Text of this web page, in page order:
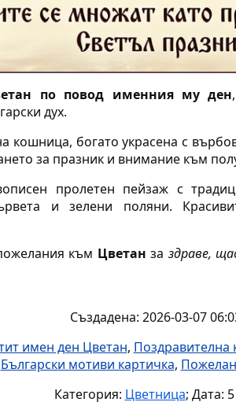
по повод именния му ден
дух.
кошница, богато украсена с
за празник и внимание към
пролетен пейзаж с
и зелени поляни.
към Цветан за здраве,
Създадена: 2026-03-07
имен ден Цветан, Поздравителна
Български мотиви картичка,
Категория: Цветница; Дата: